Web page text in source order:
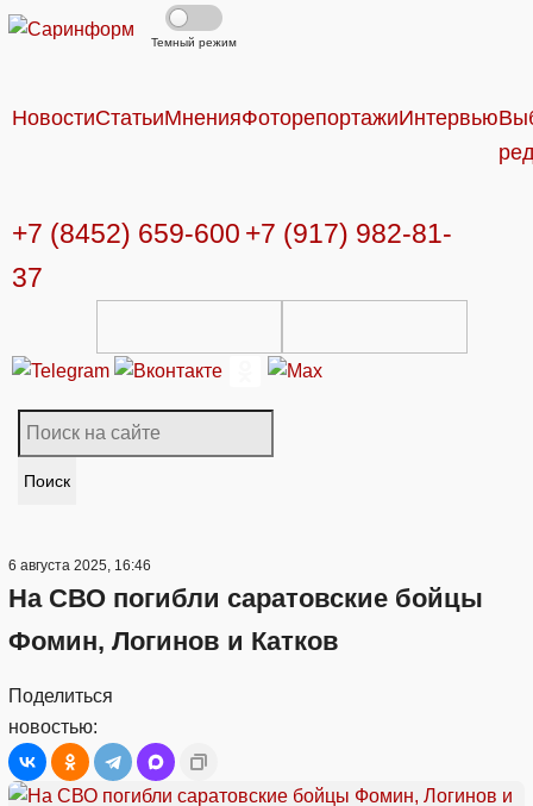
Темный режим
НовостиСтатьиМненияФоторепортажиИнтервью
+7 (8452) 659-600 +7 (917) 982-81-
37
Поиск
6 августа 2025, 16:46
На СВО погибли саратовские бойцы
Фомин, Логинов и Катков
Поделиться
новостью: